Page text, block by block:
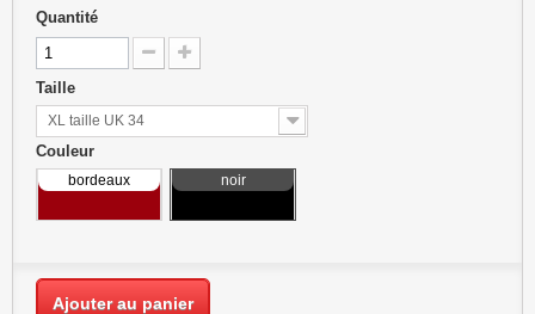
Quantité
Taille
XL taille UK 34
Couleur
bordeaux noir
Ajouter au panier